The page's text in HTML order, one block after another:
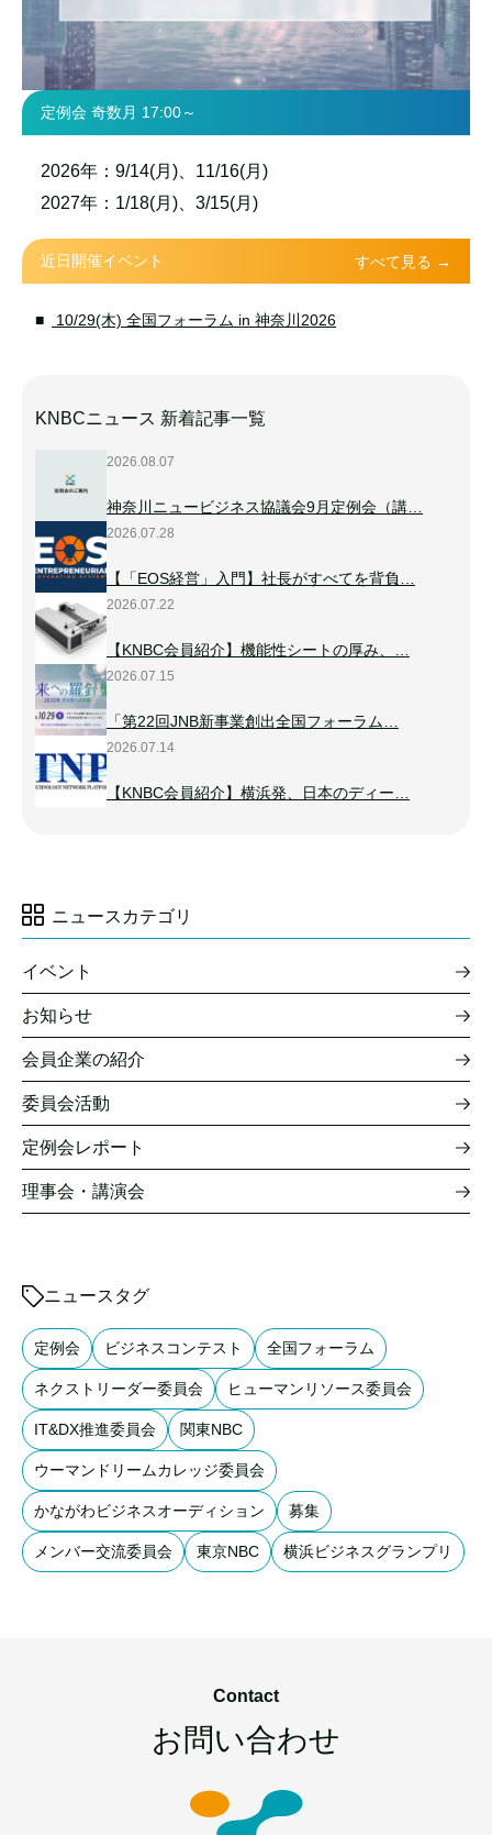
定例会 奇数月 17:00～
2026年：9/14(月)、11/16(月)
2027年：1/18(月)、3/15(月)
近日開催イベント すべて見る →
10/29(木) 全国フォーラム in 神奈川2026
KNBCニュース 新着記事一覧
2026.08.07
神奈川ニュービジネス協議会9月定例会（講…
2026.07.28
【「EOS経営」入門】社長がすべてを背負…
2026.07.22
【KNBC会員紹介】機能性シートの厚み、…
2026.07.15
「第22回JNB新事業創出全国フォーラム…
2026.07.14
【KNBC会員紹介】横浜発、日本のディー…
ニュースカテゴリ
イベント
お知らせ
会員企業の紹介
委員会活動
定例会レポート
理事会・講演会
ニュースタグ
定例会 ビジネスコンテスト 全国フォーラム
ネクストリーダー委員会 ヒューマンリソース委員会
IT&DX推進委員会 関東NBC
ウーマンドリームカレッジ委員会
かながわビジネスオーディション 募集
メンバー交流委員会 東京NBC 横浜ビジネスグランプリ
Contact
お問い合わせ